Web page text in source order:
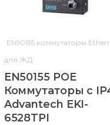
EN50155 коммутаторы
для ЖД
EN50155 POE
Коммутаторы c
Advantech EKI-
6528TPI